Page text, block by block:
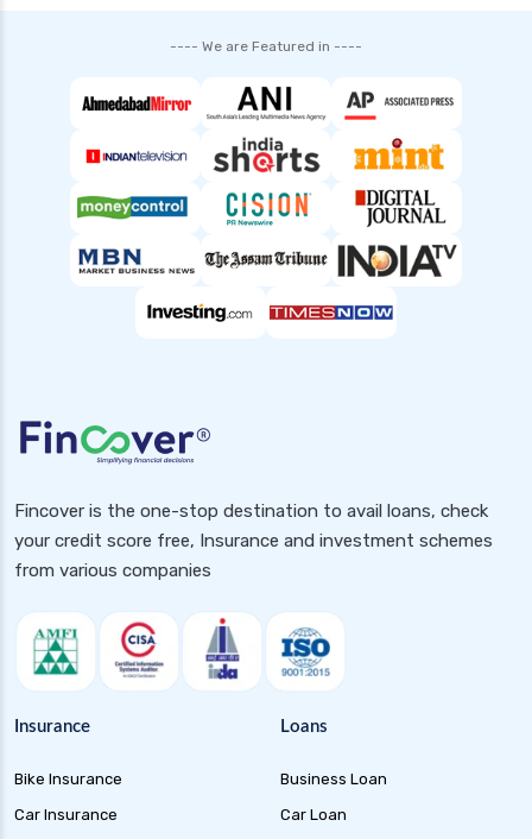
types of health insurance in india
waiting period in health insurance
health insurance
Popular Searches
Health Insurance for Diabetic Patients in India
Health Insurance for Paralysis Patients in
India
Health Insurance for Asthma Patients in India
Health Insurance for High Cholesterol in India
Health Insurance for Tb Patients in India
Health Insurance for Dengue in India
---- We are Featured in ----
Fincover is the one-stop destination to avail loans, check
your credit score free, Insurance and investment schemes
from various companies
Insurance
Bike Insurance
Car Insurance
Loans
Business Loan
Car Loan